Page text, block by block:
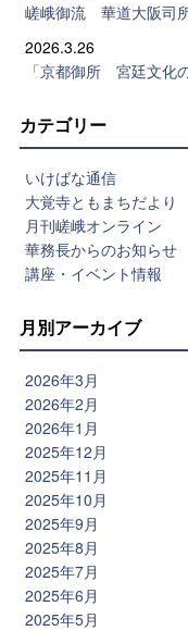
嵯峨御流 華道大阪司
2026.3.26
「京都御所 宮廷文化
カテゴリー
いけばな通信
大覚寺ともまちだより
月刊嵯峨オンライン
華務長からのお知らせ
講座・イベント情報
月別アーカイブ
2026年3月
2026年2月
2026年1月
2025年12月
2025年11月
2025年10月
2025年9月
2025年8月
2025年7月
2025年6月
2025年5月